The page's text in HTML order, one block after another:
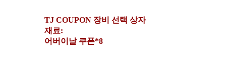
TJ COUPON 장비 선택 상자
재료:
어버이날 쿠폰*8